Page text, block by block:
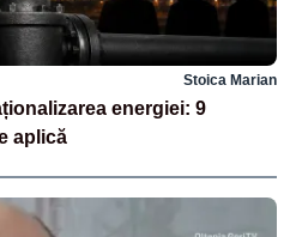
Stoica Marian
energiei: 9
aplică